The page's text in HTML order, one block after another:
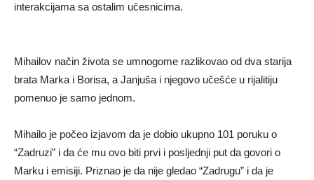
interakcijama sa ostalim učesnicima.
Mihailov način života se umnogome razlikovao od dva starija
brata Marka i Borisa, a Janjuša i njegovo učešće u rijalitiju
pomenuo je samo jednom.
Mihailo je počeo izjavom da je dobio ukupno 101 poruku o
“Zadruzi” i da će mu ovo biti prvi i posljednji put da govori o
Marku i emisiji. Priznao je da nije gledao “Zadrugu” i da je